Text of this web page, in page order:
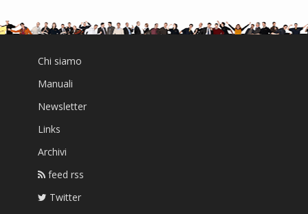
Chi siamo
Manuali
Newsletter
Links
Archivi
feed rss
Twitter